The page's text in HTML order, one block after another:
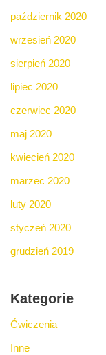
październik 2020
wrzesień 2020
sierpień 2020
lipiec 2020
czerwiec 2020
maj 2020
kwiecień 2020
marzec 2020
luty 2020
styczeń 2020
grudzień 2019
Kategorie
Ćwiczenia
Inne